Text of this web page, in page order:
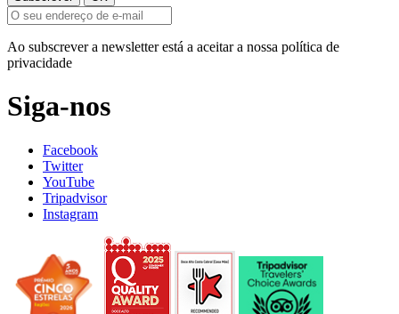
Ao subscrever a newsletter está a aceitar a nossa política de
privacidade
Siga-nos
Facebook
Twitter
YouTube
Tripadvisor
Instagram